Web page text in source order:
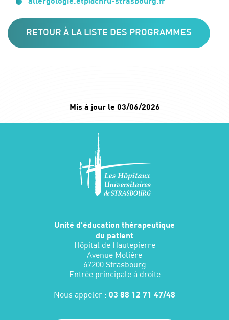
RETOUR À LA LISTE DES PROGRAMMES
Mis à jour le 03/06/2026
Unité d'éducation thérapeutique
du patient
Hôpital de Hautepierre
Avenue Molière
67200 Strasbourg
Entrée principale à droite
Nous appeler : 03 88 12 71 47/48